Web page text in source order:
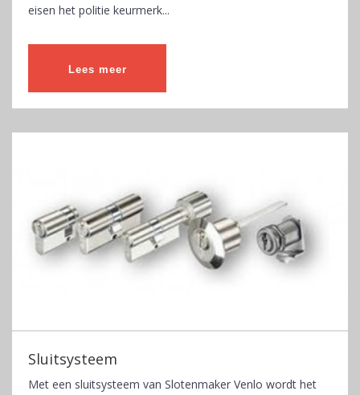
eisen het politie keurmerk...
Lees meer
Sluitsysteem
Met een sluitsysteem van Slotenmaker Venlo wordt het